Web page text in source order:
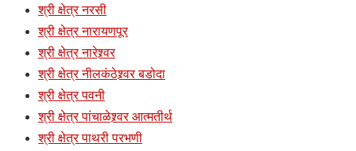
श्री क्षेत्र नरसी
श्री क्षेत्र नारायणपूर
श्री क्षेत्र नारेश्र्वर
श्री क्षेत्र नीलकंठेश्र्वर बडोदा
श्री क्षेत्र पवनी
श्री क्षेत्र पांचाळेश्र्वर आत्मतीर्थ
श्री क्षेत्र पाथरी परभणी